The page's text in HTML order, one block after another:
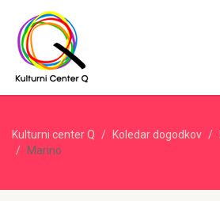
Kulturni center Q Koledar dogodkov
Marino